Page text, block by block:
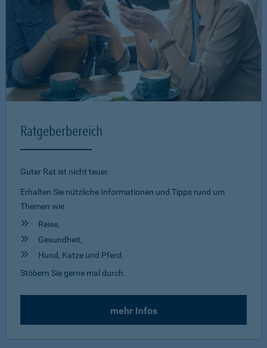
Ratgeberbereich
Guter Rat ist nicht teuer.
Erhalten Sie nützliche Informationen und Tipps rund um
Themen wie
Reise,
Gesundheit,
Hund, Katze und Pferd.
Stöbern Sie gerne mal durch.
mehr Infos